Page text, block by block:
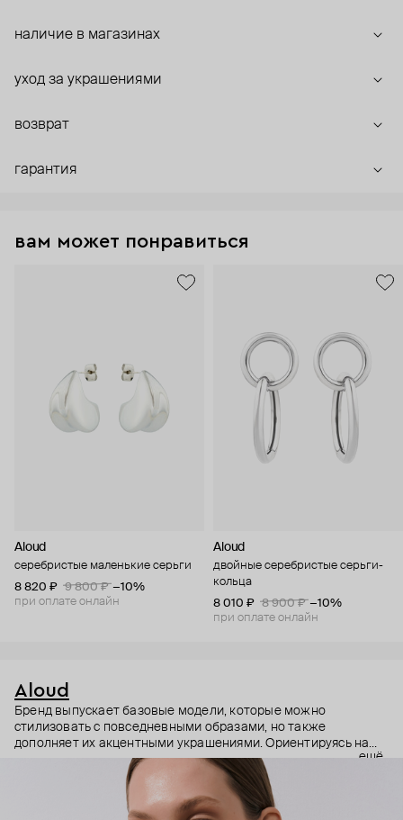
наличие в магазинах
уход за украшениями
возврат
гарантия
вам может понравиться
Aloud
серебристые маленькие серьги
8 820 ₽
9 800 ₽ −10%
при оплате онлайн
Aloud
двойные серебристые серьги-
кольца
8 010 ₽
8 900 ₽ −10%
при оплате онлайн
Aloud
Бренд выпускает базовые модели, которые можно
стилизовать с повседневными образами, но также
дополняет их акцентными украшениями. Ориентируясь на
долгосрочные тренды, вдохновляясь культурой, искусством и
людьми, Aloud показывает коллекции несколько раз в год. А
в названии бренда зашифрован призыв слушать внутренний
голос и транслировать его через украшения.
ещё